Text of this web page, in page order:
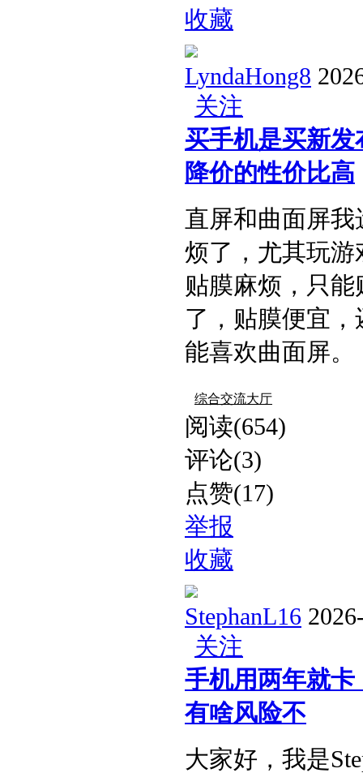
收藏
LyndaHong8
关注
买手机是买新
降价的性价比高​
直屏和曲面屏
烦了，尤其玩
贴膜麻烦，只
了，贴膜便宜
能喜欢曲面屏。​
综合交流大厅
阅读(654)
评论(3)
点赞(17)
举报
收藏
StephanL16
关注
手机用两年就
有啥风险不​
大家好，我是